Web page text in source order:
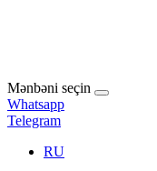
Mənbəni seçin
Whatsapp
Telegram
RU